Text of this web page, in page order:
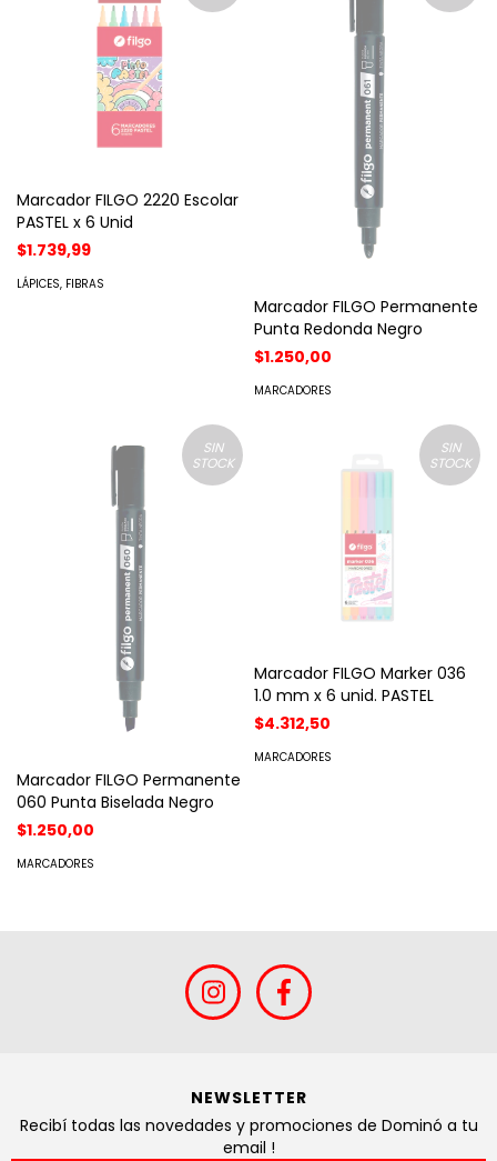
Marcador FILGO 2220 Escolar
PASTEL x 6 Unid
$1.739,99
LÁPICES, FIBRAS
Marcador FILGO Permanente
Punta Redonda Negro
$1.250,00
MARCADORES
SIN
STOCK
Marcador FILGO Permanente
060 Punta Biselada Negro
$1.250,00
MARCADORES
SIN
STOCK
Marcador FILGO Marker 036
1.0 mm x 6 unid. PASTEL
$4.312,50
MARCADORES
NEWSLETTER
Recibí todas las novedades y promociones de Dominó a tu
email !